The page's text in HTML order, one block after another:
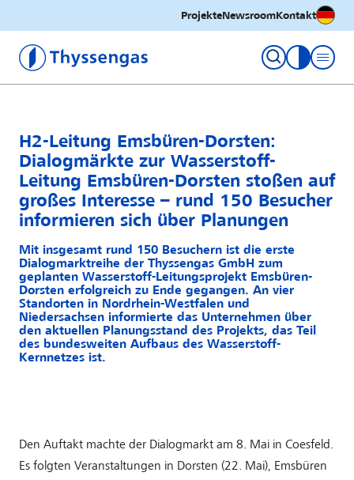
ProjekteNewsroomKontakt
Thyssengas GmbH
H2-Leitung Emsbüren-Dorsten:
Dialogmärkte zur Wasserstoff-
Leitung Emsbüren-Dorsten stoßen auf
großes Interesse – rund 150 Besucher
informieren sich über Planungen
Mit insgesamt rund 150 Besuchern ist die erste
Dialogmarktreihe der Thyssengas GmbH zum
geplanten Wasserstoff-Leitungsprojekt Emsbüren-
Dorsten erfolgreich zu Ende gegangen. An vier
Standorten in Nordrhein-Westfalen und
Niedersachsen informierte das Unternehmen über
den aktuellen Planungsstand des Projekts, das Teil
des bundesweiten Aufbaus des Wasserstoff-
Kernnetzes ist.
Den Auftakt machte der Dialogmarkt am 8. Mai in Coesfeld.
Es folgten Veranstaltungen in Dorsten (22. Mai), Emsbüren